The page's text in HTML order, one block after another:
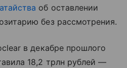
об оставлении
без рассмотрения.
в декабре прошлого
18,2 трлн рублей —